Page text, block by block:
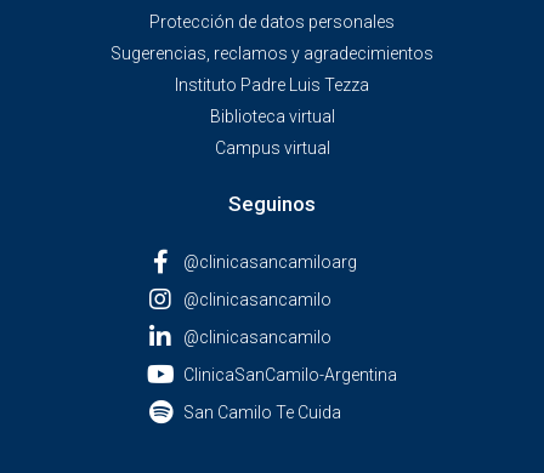
Protección de datos personales
Sugerencias, reclamos y agradecimientos
Instituto Padre Luis Tezza
Biblioteca virtual
Campus virtual
Seguinos
@clinicasancamiloarg
@clinicasancamilo
@clinicasancamilo
ClinicaSanCamilo-Argentina
San Camilo Te Cuida